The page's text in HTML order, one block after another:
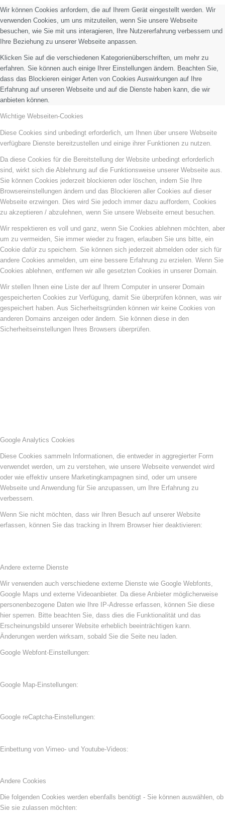
Wir können Cookies anfordern, die auf Ihrem Gerät eingestellt werden. Wir
verwenden Cookies, um uns mitzuteilen, wenn Sie unsere Webseite
besuchen, wie Sie mit uns interagieren, Ihre Nutzererfahrung verbessern und
Ihre Beziehung zu unserer Webseite anpassen.
Klicken Sie auf die verschiedenen Kategorienüberschriften, um mehr zu
erfahren. Sie können auch einige Ihrer Einstellungen ändern. Beachten Sie,
dass das Blockieren einiger Arten von Cookies Auswirkungen auf Ihre
Erfahrung auf unseren Webseite und auf die Dienste haben kann, die wir
anbieten können.
Wichtige Webseiten-Cookies
Diese Cookies sind unbedingt erforderlich, um Ihnen über unsere Webseite
verfügbare Dienste bereitzustellen und einige ihrer Funktionen zu nutzen.
Da diese Cookies für die Bereitstellung der Website unbedingt erforderlich
sind, wirkt sich die Ablehnung auf die Funktionsweise unserer Webseite aus.
Sie können Cookies jederzeit blockieren oder löschen, indem Sie Ihre
Browsereinstellungen ändern und das Blockieren aller Cookies auf dieser
Webseite erzwingen. Dies wird Sie jedoch immer dazu auffordern, Cookies
zu akzeptieren / abzulehnen, wenn Sie unsere Webseite erneut besuchen.
Wir respektieren es voll und ganz, wenn Sie Cookies ablehnen möchten, aber
um zu vermeiden, Sie immer wieder zu fragen, erlauben Sie uns bitte, ein
Cookie dafür zu speichern. Sie können sich jederzeit abmelden oder sich für
andere Cookies anmelden, um eine bessere Erfahrung zu erzielen. Wenn Sie
Cookies ablehnen, entfernen wir alle gesetzten Cookies in unserer Domain.
Wir stellen Ihnen eine Liste der auf Ihrem Computer in unserer Domain
gespeicherten Cookies zur Verfügung, damit Sie überprüfen können, was wir
gespeichert haben. Aus Sicherheitsgründen können wir keine Cookies von
anderen Domains anzeigen oder ändern. Sie können diese in den
Sicherheitseinstellungen Ihres Browsers überprüfen.
Google Analytics Cookies
Diese Cookies sammeln Informationen, die entweder in aggregierter Form
verwendet werden, um zu verstehen, wie unsere Webseite verwendet wird
oder wie effektiv unsere Marketingkampagnen sind, oder um unsere
Webseite und Anwendung für Sie anzupassen, um Ihre Erfahrung zu
verbessern.
Wenn Sie nicht möchten, dass wir Ihren Besuch auf unserer Website
erfassen, können Sie das tracking in Ihrem Browser hier deaktivieren:
Andere externe Dienste
Wir verwenden auch verschiedene externe Dienste wie Google Webfonts,
Google Maps und externe Videoanbieter. Da diese Anbieter möglicherweise
personenbezogene Daten wie Ihre IP-Adresse erfassen, können Sie diese
hier sperren. Bitte beachten Sie, dass dies die Funktionalität und das
Erscheinungsbild unserer Website erheblich beeinträchtigen kann.
Änderungen werden wirksam, sobald Sie die Seite neu laden.
Google Webfont-Einstellungen:
Google Map-Einstellungen:
Google reCaptcha-Einstellungen:
Einbettung von Vimeo- und Youtube-Videos:
Andere Cookies
Die folgenden Cookies werden ebenfalls benötigt - Sie können auswählen, ob
Sie sie zulassen möchten: